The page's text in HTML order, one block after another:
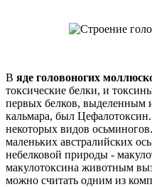
B яде головоногих
токсические белки, и
первых белков, выделенным
кальмара, был
некоторых видов
маленьких австралийских
небелковой природы -
макулотоксина животным
можно считать одним из